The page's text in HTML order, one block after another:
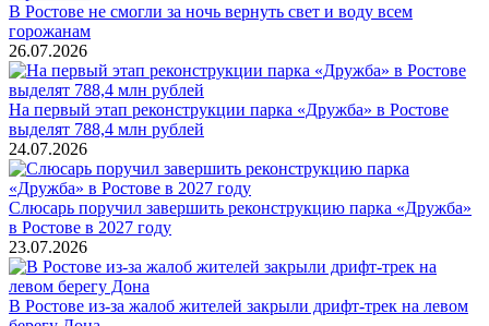
В Ростове не смогли за ночь вернуть свет и воду всем
горожанам
26.07.2026
На первый этап реконструкции парка «Дружба» в Ростове
выделят 788,4 млн рублей
24.07.2026
Слюсарь поручил завершить реконструкцию парка «Дружба»
в Ростове в 2027 году
23.07.2026
В Ростове из-за жалоб жителей закрыли дрифт-трек на левом